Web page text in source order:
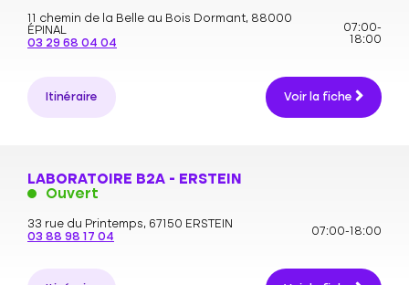
11 chemin de la Belle au Bois Dormant, 88000
ÉPINAL
03 29 68 04 04
07:00-
18:00
Itinéraire Voir la fiche
LABORATOIRE B2A - ERSTEIN
Ouvert
33 rue du Printemps, 67150 ERSTEIN
03 88 98 17 04
07:00-18:00